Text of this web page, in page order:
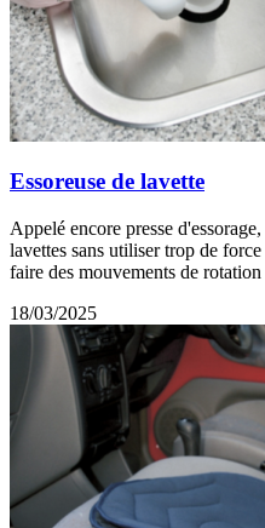
Essoreuse de lavette
Appelé encore presse
lavettes sans utiliser trop de
faire des mouvements de
18/03/2025